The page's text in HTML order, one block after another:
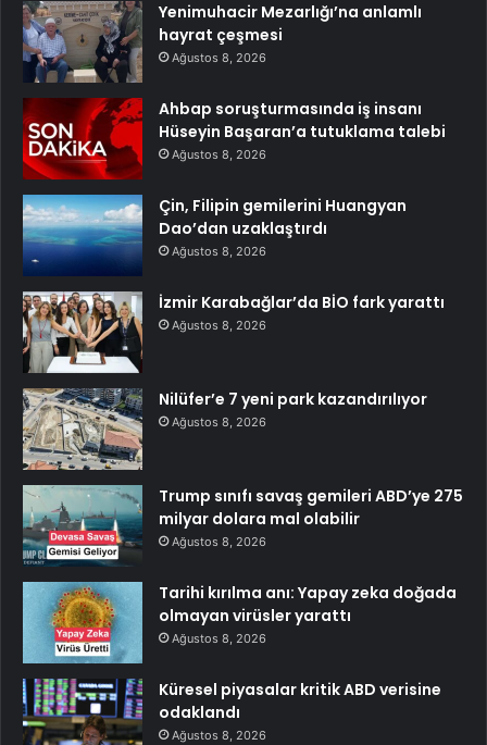
Yenimuhacir Mezarlığı’na anlamlı
hayrat çeşmesi
Ağustos 8, 2026
Ahbap soruşturmasında iş insanı
Hüseyin Başaran’a tutuklama talebi
Ağustos 8, 2026
Çin, Filipin gemilerini Huangyan
Dao’dan uzaklaştırdı
Ağustos 8, 2026
İzmir Karabağlar’da BİO fark yarattı
Ağustos 8, 2026
Nilüfer’e 7 yeni park kazandırılıyor
Ağustos 8, 2026
Trump sınıfı savaş gemileri ABD’ye 275
milyar dolara mal olabilir
Ağustos 8, 2026
Tarihi kırılma anı: Yapay zeka doğada
olmayan virüsler yarattı
Ağustos 8, 2026
Küresel piyasalar kritik ABD verisine
odaklandı
Ağustos 8, 2026